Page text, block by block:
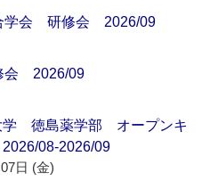
学会 研修会 2026/09
会 2026/09
学 徳島薬学部 オープンキ
08-2026/09
日 (金)